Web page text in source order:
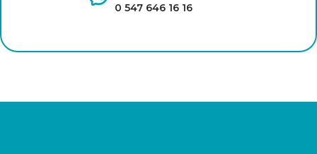
0 547 646 16 16